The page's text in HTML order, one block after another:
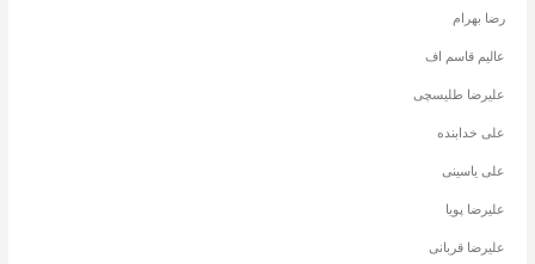
رضا بهرام
عالیم قاسم اف
علیرضا طلیسچی
علی خدابنده
علی یاسینی
علیرضا پویا
علیرضا قربانی